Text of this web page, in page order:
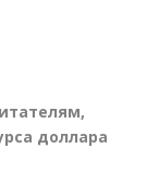
доллара